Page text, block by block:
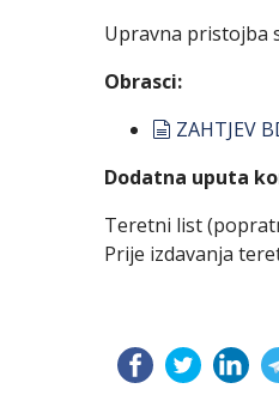
Upravna pristojba
Obrasci:
document
ZAHTJEV
Dodatna uputa
Teretni list
Prije izdavanja